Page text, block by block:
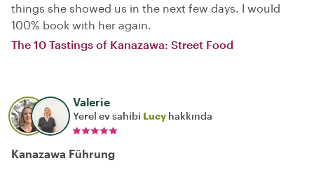
things she showed us in the next few days. I would
100% book with her again.
The 10 Tastings of Kanazawa: Street Food
Valerie
Yerel ev sahibi Lucy hakkında
Kanazawa Führung